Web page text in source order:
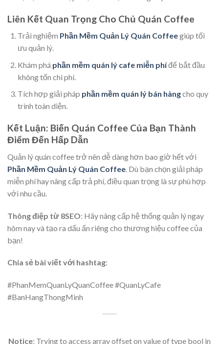
Liên Kết Quan Trọng Cho Chủ Quán Coffee
Trải nghiệm Phần Mềm Quản Lý Quán Coffeegiúp tối
ưu quản lý.
Khám phá phần mềm quán lý cafe miễn phíđể bắt đầu
không tốn chi phí.
Tích hợp giải pháp phần mềm quán lý bán hàngcho quy
trình toàn diện.
Kết Luận: Biến Quán Coffee Của Bạn Thành
Điểm Đến Hấp Dẫn
Quản lý quán coffee trở nên dễ dàng hơn bao giờ hết với
Phần Mềm Quản Lý Quán Coffee. Dù bạn chọn giải pháp
miễn phí hay nâng cấp trả phí, điều quan trọng là sự phù hợp
với nhu cầu.
Thông điệp từ 8SEO: Hãy nâng cấp hệ thống quản lý ngay
hôm nay và tạo ra dấu ấn riêng cho thương hiệu coffee của
bạn!
Chia sẻ bài viết với hashtag:
#PhanMemQuanLyQuanCoffee #QuanLyCafe
#BanHangThongMinh
Notice: Trying to access array offset on value of type bool in